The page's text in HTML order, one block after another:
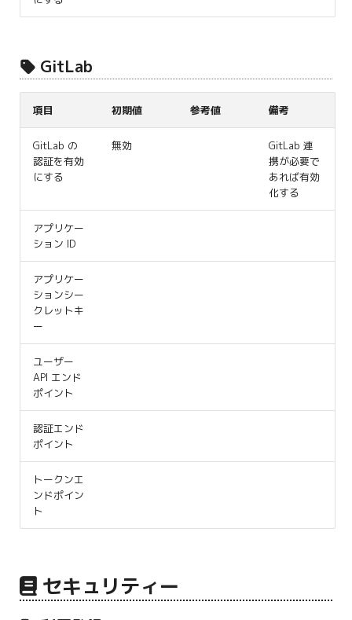
GitLab
項目 初期値 参考値 備考
GitLab の
認証を有効
にする
無効
GitLab 連
携が必要で
あれば有効
化する
アプリケー
ション ID
アプリケー
ションシー
クレットキ
ー
ユーザー
API エンド
ポイント
認証エンド
ポイント
トークンエ
ンドポイン
ト
セキュリティー